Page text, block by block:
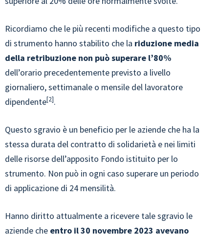
Ricordiamo che le più recenti modifiche a questo tipo
di strumento hanno stabilito che la riduzione media
della retribuzione non può superare l’80%
dell’orario precedentemente previsto a livello
giornaliero, settimanale o mensile del lavoratore
dipendente 2 .
Questo sgravio è un beneficio per le aziende che ha la
stessa durata del contratto di solidarietà e nei limiti
delle risorse dell’apposito Fondo istituito per lo
strumento. Non può in ogni caso superare un periodo
di applicazione di 24 mensilità.
Hanno diritto attualmente a ricevere tale sgravio le
aziende che entro il 30 novembre 2023 avevano